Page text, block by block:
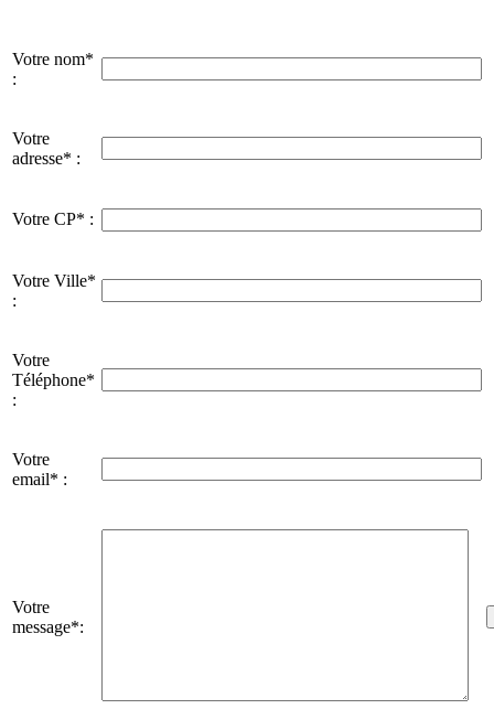
Votre nom*
:
Votre
adresse* :
Votre CP* :
Votre Ville*
:
Votre
Téléphone*
:
Votre
email* :
Votre
message*: